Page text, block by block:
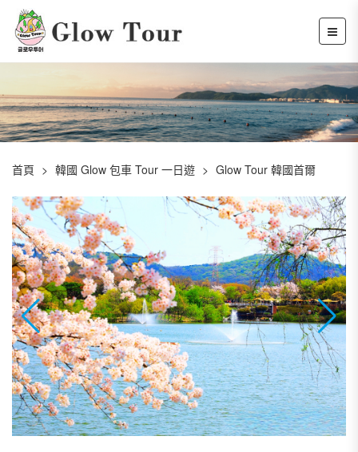
首頁 韓國 Glow 包車 Tour 一日遊 Glow Tour 韓國首爾